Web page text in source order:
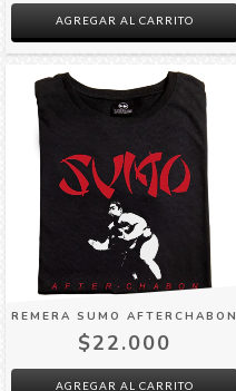
AGREGAR AL CARRITO
REMERA SUMO AFTERCHABON
$22.000
AGREGAR AL CARRITO